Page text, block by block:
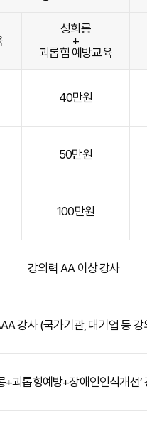
성희롱
+
괴롭힘 예방교육
40만원
50만원
100만원
강의력 AA 이상 강사
강사 (국가기관, 대기업 등
+괴롭힝예방+장애인인식개선